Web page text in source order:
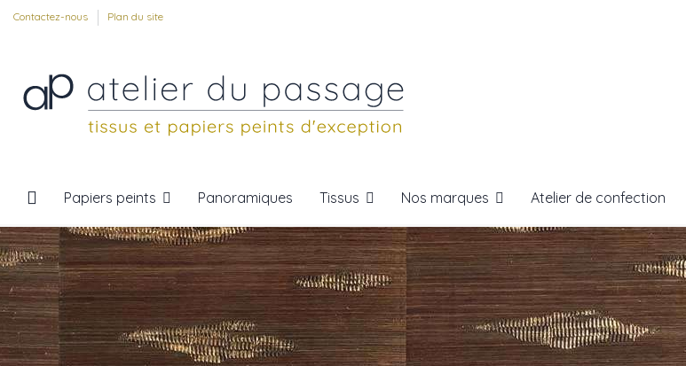
Contactez-nous Plan du site
Papiers peints Panoramiques Tissus Nos marques Atelier de confection